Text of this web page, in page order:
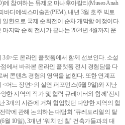
참여하는 뮤제오 마나후아칼리(Museo Anah
바디에섹스미술관(PEM), 내년 3월 호주 빅토
환으로 국제 순회전이 순차 개막할 예정이다.
마지막 순회 전시가 끝나는 2024년 4월까지 운
도 온라인 플랫폼에서 함께 선보인다. 소설
에서 바라본 온라인 플랫폼 전시 경험담을 다
콘텐츠 경험의 영역을 넓힌다. 또한 연계프
어느 장면>의 실연 퍼포먼스(6월 9일)와 지난
한 지역의 작가 및 협력 큐레이터와 함께‘전시
3개의 시즌에 거쳐 협업했던 다양한 지역의 협
략에 관해 논의하는 대담회 ‘큐레토리얼의 탈
10일), 3개년 ‘워치 앤 칠’ 건축가들과의 대